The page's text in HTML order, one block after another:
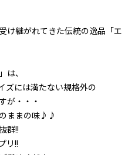
け継がれてきた伝統の逸品「エ
は、
ズには満たない規格外の
が・・・
のままの味♪♪
群!!
リ!!